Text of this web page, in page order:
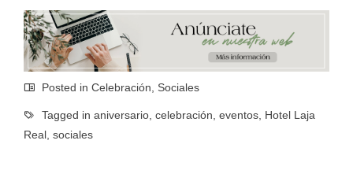
Posted in Celebración Sociales
Tagged in aniversario celebración eventos Hotel Laja
Real sociales